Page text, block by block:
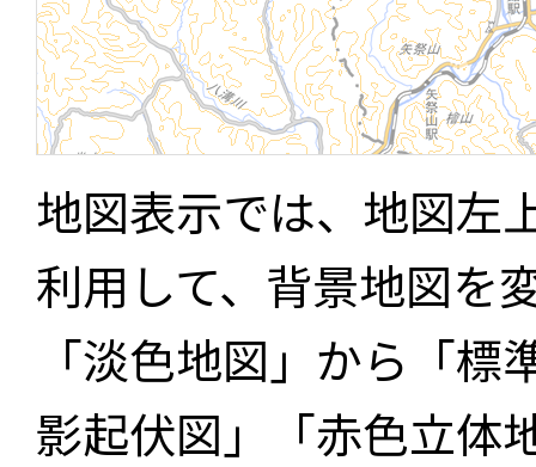
地図表示では、地図左
利用して、背景地図を
「淡色地図」から「
影起伏図」「赤色立体